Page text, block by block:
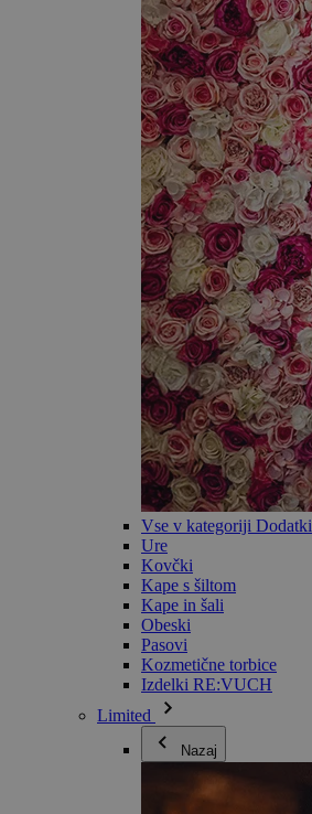
Vse v kategoriji Dodatki
Ure
Kovčki
Kape s šiltom
Kape in šali
Obeski
Pasovi
Kozmetične torbice
Izdelki RE:VUCH
Limited
Nazaj